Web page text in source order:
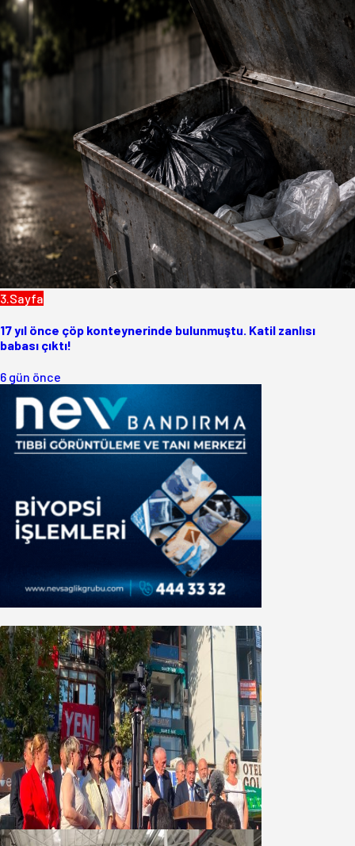
3.Sayfa
17 yıl önce çöp konteynerinde bulunmuştu. Katil zanlısı
babası çıktı!
6 gün önce
Yeni Parti Bandırma Teşkilatı kuruldu
06 Ağustos 2026